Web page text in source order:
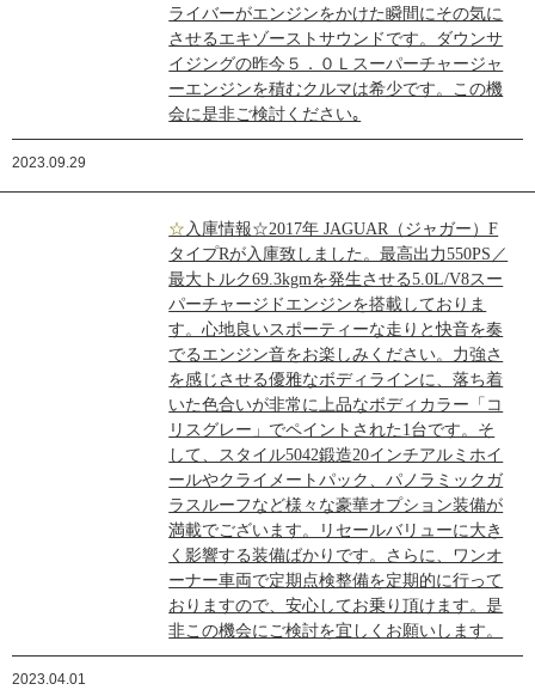
ライバーがエンジンをかけた瞬間にその気に
させるエキゾーストサウンドです。ダウンサ
イジングの昨今５．０Ｌスーパーチャージャ
ーエンジンを積むクルマは希少です。この機
会に是非ご検討ください｡
2023.09.29
☆入庫情報☆2017年 JAGUAR（ジャガー）F
タイプRが入庫致しました。最高出力550PS／
最大トルク69.3kgmを発生させる5.0L/V8スー
パーチャージドエンジンを搭載しておりま
す。心地良いスポーティーな走りと快音を奏
でるエンジン音をお楽しみください。力強さ
を感じさせる優雅なボディラインに、落ち着
いた色合いが非常に上品なボディカラー「コ
リスグレー」でペイントされた1台です。そ
して、スタイル5042鍛造20インチアルミホイ
ールやクライメートパック、パノラミックガ
ラスルーフなど様々な豪華オプション装備が
満載でございます。リセールバリューに大き
く影響する装備ばかりです。さらに、ワンオ
ーナー車両で定期点検整備を定期的に行って
おりますので、安心してお乗り頂けます。是
非この機会にご検討を宜しくお願いします。
2023.04.01